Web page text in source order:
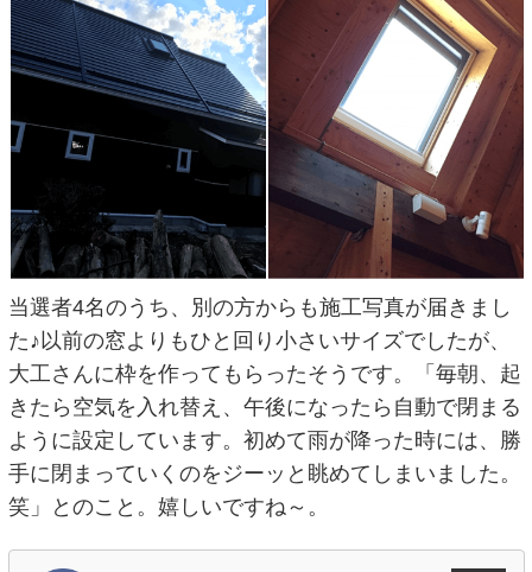
当選者4名のうち、別の方からも施工写真が届きまし
た♪以前の窓よりもひと回り小さいサイズでしたが、
大工さんに枠を作ってもらったそうです。「毎朝、起
きたら空気を入れ替え、午後になったら自動で閉まる
ように設定しています。初めて雨が降った時には、勝
手に閉まっていくのをジーッと眺めてしまいました。
笑」とのこと。嬉しいですね～。